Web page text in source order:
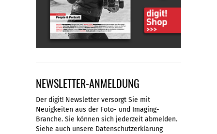
NEWSLETTER-ANMELDUNG
Der digit! Newsletter versorgt Sie mit
Neuigkeiten aus der Foto- und Imaging-
Branche. Sie können sich jederzeit abmelden.
Siehe auch unsere Datenschutzerklärung